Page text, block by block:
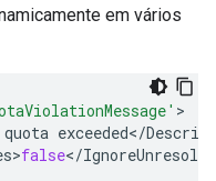
em vários
>
quota exceeded</
>false</